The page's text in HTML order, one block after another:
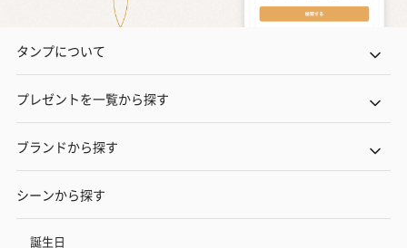
タンプについて
プレゼントを一覧から探す
ブランドから探す
シーンから探す
誕生日